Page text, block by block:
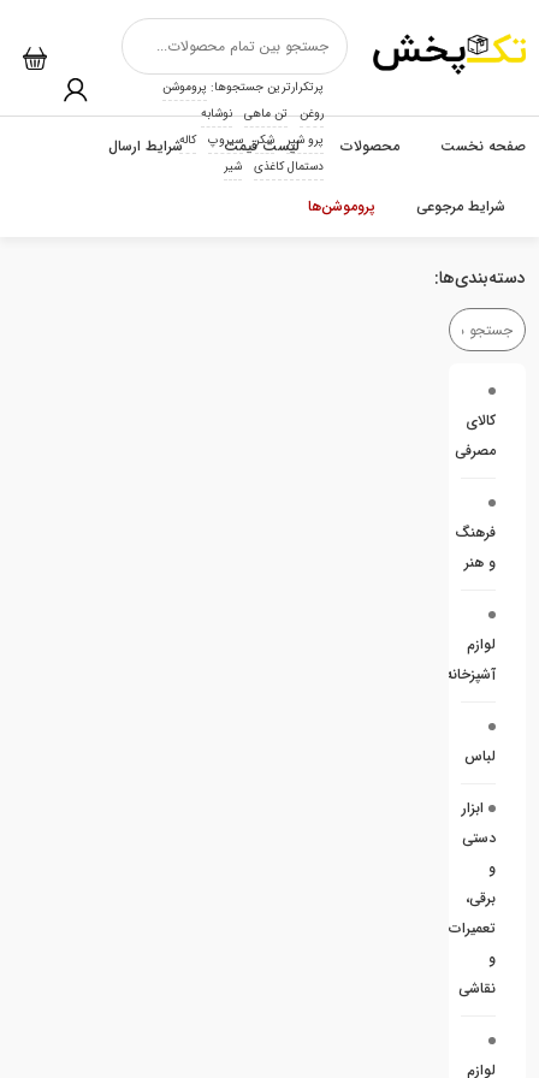
پرتکرارترین جستجوها: پروموشن
روغن
تن ماهی
نوشابه
پرو شیر
شکر سیروپ
کاله
دستمال کاغذی
شیر
صفحه نخست محصولات لیست قیمت شرایط ارسال
شرایط مرجوعی پروموشن‌ها
دسته‌بندی‌ها:
کالای
مصرفی
فرهنگ
و هنر
لوازم
آشپزخانه
لباس
ابزار
دستی
و
برقی،
تعمیرات
و
نقاشی
لوازم